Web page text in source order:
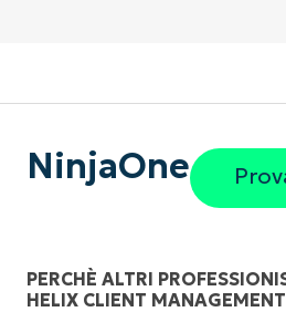
NinjaOne
PERCHÈ ALTRI
HELIX CLIENT